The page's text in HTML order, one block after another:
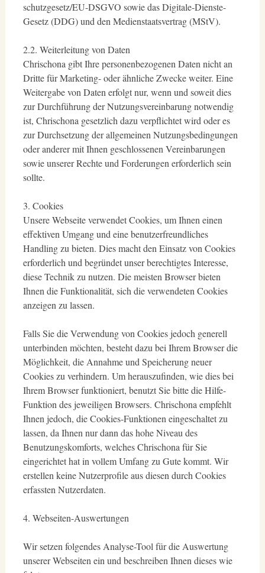
schutzgesetz/EU-DSGVO sowie das Digitale-Dienste-
Gesetz (DDG) und den Medienstaatsvertrag (MStV).
2.2. Weiterleitung von Daten
Chrischona gibt Ihre personenbezogenen Daten nicht an
Dritte für Marketing- oder ähnliche Zwecke weiter. Eine
Weitergabe von Daten erfolgt nur, wenn und soweit dies
zur Durchführung der Nutzungsvereinbarung notwendig
ist, Chrischona gesetzlich dazu verpflichtet wird oder es
zur Durchsetzung der allgemeinen Nutzungsbedingungen
oder anderer mit Ihnen geschlossenen Vereinbarungen
sowie unserer Rechte und Forderungen erforderlich sein
sollte.
3. Cookies
Unsere Webseite verwendet Cookies, um Ihnen einen
effektiven Umgang und eine benutzerfreundliches
Handling zu bieten. Dies macht den Einsatz von Cookies
erforderlich und begründet unser berechtigtes Interesse,
diese Technik zu nutzen. Die meisten Browser bieten
Ihnen die Funktionalität, sich die verwendeten Cookies
anzeigen zu lassen.
Falls Sie die Verwendung von Cookies jedoch generell
unterbinden möchten, besteht dazu bei Ihrem Browser die
Möglichkeit, die Annahme und Speicherung neuer
Cookies zu verhindern. Um herauszufinden, wie dies bei
Ihrem Browser funktioniert, benutzt Sie bitte die Hilfe-
Funktion des jeweiligen Browsers. Chrischona empfehlt
Ihnen jedoch, die Cookies-Funktionen eingeschaltet zu
lassen, da Ihnen nur dann das hohe Niveau des
Benutzungskomforts, welches Chrischona für Sie
eingerichtet hat in vollem Umfang zu Gute kommt. Wir
erstellen keine Nutzerprofile aus diesen durch Cookies
erfassten Nutzerdaten.
4. Webseiten-Auswertungen
Wir setzen folgendes Analyse-Tool für die Auswertung
unserer Webseiten ein und beschreiben Ihnen dieses wie